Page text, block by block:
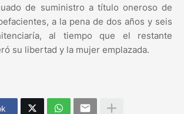
de suministro a título oneroso de
a la pena de dos años y seis
al tiempo que el restante
su libertad y la mujer emplazada.